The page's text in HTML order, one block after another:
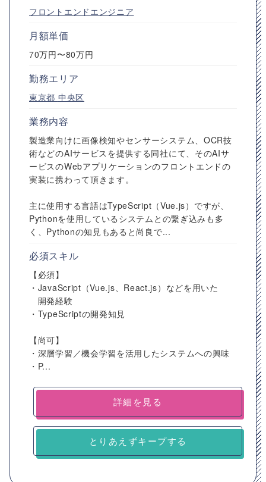
フロントエンドエンジニア
月額単価
70万円〜80万円
勤務エリア
東京都 中央区
業務内容
製造業向けに画像検知やセンサーシステム、OCR技
術などのAIサービスを提供する同社にて、そのAIサ
ービスのWebアプリケーションのフロントエンドの
実装に携わって頂きます。
主に使用する言語はTypeScript（Vue.js）ですが、
Pythonを使用しているシステムとの繋ぎ込みも多
く、Pythonの知見もあると尚良で...
必須スキル
【必須】
・JavaScript（Vue.js、React.js）などを用いた
開発経験
・TypeScriptの開発知見
【尚可】
・深層学習／機会学習を活用したシステムへの興味
・P...
詳細を見る
とりあえずキープする